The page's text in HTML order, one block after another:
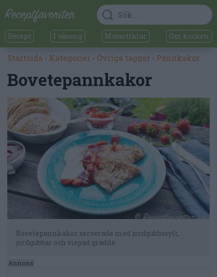
Recept I säsong Matartiklar Om kocken
Startsida › Kategorier › Övriga taggar › Pannkakor
Bovetepannkakor
Bovetepannkakor serverade med jordgubbssylt,
jordgubbar och vispad grädde.